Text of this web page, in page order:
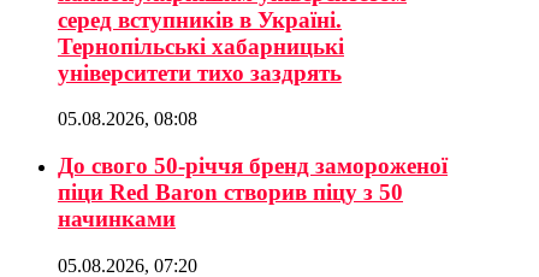
серед вступників в Україні.
Тернопільські хабарницькі
університети тихо заздрять
05.08.2026, 08:08
До свого 50-річчя бренд замороженої
піци Red Baron створив піцу з 50
начинками
05.08.2026, 07:20